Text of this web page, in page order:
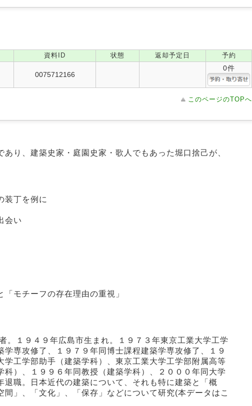
資料ID 状態 返却予定日 予約
0075712166
0件
このページのTOPへ
り、建築史家・庭園史家・歌人でもあった堀口捨己が、
丁を例に
会い
モチーフの存在理由の重視」
。１９４９年広島市生まれ。１９７３年東京工業大学工学
専攻修了、１９７９年同博士課程建築学専攻修了、１９
工学部助手（建築学科）、東京工業大学工学部附属高等
）、１９９６年同教授（建築学科）、２０００年同大学
職。日本近代の建築について、それも特に建築と「概
」、「文化」、「保存」などについて研究(本データはこ